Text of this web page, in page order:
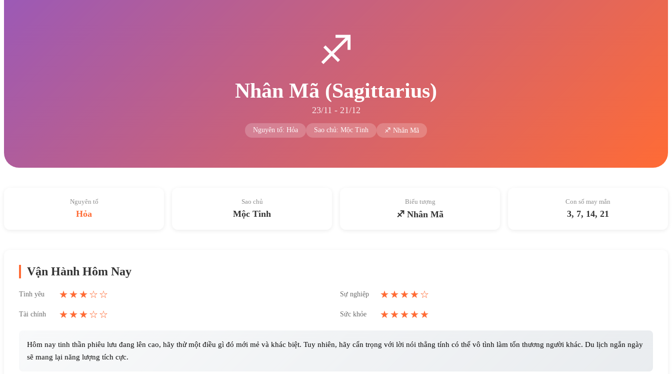
♐
Nhân Mã (Sagittarius)
23/11 - 21/12
Nguyên tố: Hỏa Sao chủ: Mộc Tinh ♐ Nhân Mã
Nguyên tố
Hỏa
Sao chủ
Mộc Tinh
Biểu tượng
♐ Nhân Mã
Con số may mắn
3, 7, 14, 21
Vận Hành Hôm Nay
Tình yêu ★★★☆☆ Sự nghiệp ★★★★☆
Tài chính ★★★☆☆ Sức khỏe ★★★★★
Hôm nay tinh thần phiêu lưu đang lên cao, hãy thử một điều gì đó mới mẻ và khác biệt. Tuy nhiên, hãy cẩn trọng với lời nói thẳng tính có thể vô tình làm tổn thương người khác. Du lịch ngắn ngày
sẽ mang lại năng lượng tích cực.